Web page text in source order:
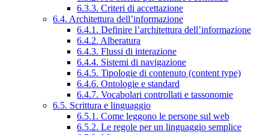
6.3.3. Criteri di accettazione
6.4. Architettura dell’informazione
6.4.1. Definire l’architettura dell’informazione
6.4.2. Alberatura
6.4.3. Flussi di interazione
6.4.4. Sistemi di navigazione
6.4.5. Tipologie di contenuto (content type)
6.4.6. Ontologie e standard
6.4.7. Vocabolari controllati e tassonomie
6.5. Scrittura e linguaggio
6.5.1. Come leggono le persone sul web
6.5.2. Le regole per un linguaggio semplice